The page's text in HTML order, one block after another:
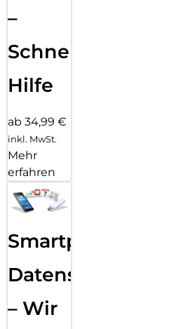
–
Schnelle
Hilfe
ab 34,99 €
inkl. MwSt.
Mehr
erfahren
Smartphone
Datensicherung
– Wir